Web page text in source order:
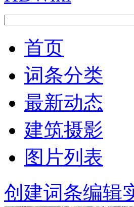
首页
词条分类
最新动态
建筑摄影
图片列表
创建词条编辑